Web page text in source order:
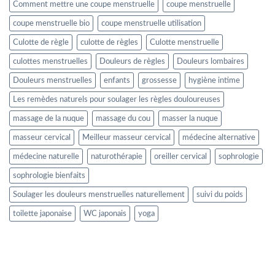
Comment mettre une coupe menstruelle coupe menstruelle
coupe menstruelle bio coupe menstruelle utilisation
Culotte de règle culotte de règles Culotte menstruelle
culottes menstruelles Douleurs de règles Douleurs lombaires
Douleurs menstruelles enfants grossesse hygiène intime
Les remèdes naturels pour soulager les règles douloureuses
massage de la nuque massage du cou masser la nuque
masseur cervical Meilleur masseur cervical médecine alternative
médecine naturelle naturothérapie oreiller cervical sophrologie
sophrologie bienfaits
Soulager les douleurs menstruelles naturellement suivi du poids
toilette japonaise WC japonais yoga